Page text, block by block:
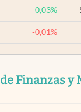
0,03%
-0,01%
Finanzas y